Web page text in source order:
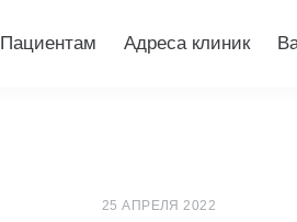
Пациентам Адреса клиник
25 АПРЕЛЯ 2022